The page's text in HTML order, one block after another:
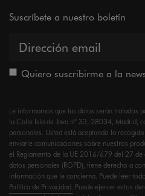
Suscríbete a nuestro boletín
Quiero suscribirme a la
Le informamos que tus datos serán tratados
la Calle Isla de Java nº 33, 28034, Madrid,
personales. Usted está aceptando la
enviarle comunicaciones sobre nuestros
el Reglamento de la UE 2016/679 del 27
datos personales (RGPD), tiene derecho a
información que le concierna. Puede leer
Política de Privacidad. Puede ejercer estos